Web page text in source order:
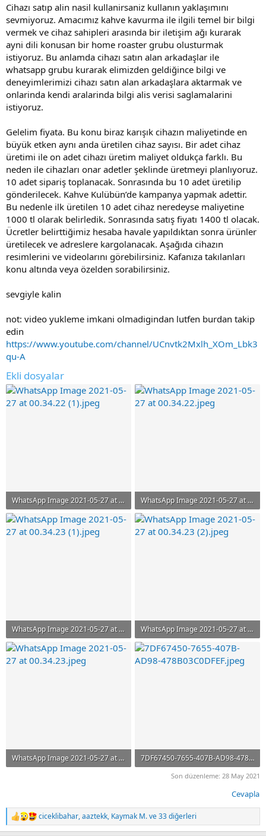
Cihazı satıp alin nasil kullanirsaniz kullanın yaklaşımını
sevmiyoruz. Amacımız kahve kavurma ile ilgili temel bir bilgi
vermek ve cihaz sahipleri arasında bir iletişim ağı kurarak
ayni dili konusan bir home roaster grubu olusturmak
istiyoruz. Bu anlamda cihazı satın alan arkadaşlar ile
whatsapp grubu kurarak elimizden geldiğince bilgi ve
deneyimlerimizi cihazı satın alan arkadaşlara aktarmak ve
onlarinda kendi aralarinda bilgi alis verisi saglamalarini
istiyoruz.
Gelelim fiyata. Bu konu biraz karışık cihazın maliyetinde en
büyük etken aynı anda üretilen cihaz sayısı. Bir adet cihaz
üretimi ile on adet cihazı üretim maliyet oldukça farklı. Bu
neden ile cihazları onar adetler şeklinde üretmeyi planlıyoruz.
10 adet sipariş toplanacak. Sonrasında bu 10 adet üretilip
gönderilecek. Kahve Kulübün’de kampanya yapmak adettir.
Bu nedenle ilk üretilen 10 adet cihaz neredeyse maliyetine
1000 tl olarak belirledik. Sonrasında satış fiyatı 1400 tl olacak.
Ücretler belirttiğimiz hesaba havale yapıldıktan sonra ürünler
üretilecek ve adreslere kargolanacak. Aşağıda cihazın
resimlerini ve videolarını görebilirsiniz. Kafanıza takılanları
konu altında veya özelden sorabilirsiniz.
sevgiyle kalin
not: video yukleme imkani olmadigindan lutfen burdan takip
edin
https://www.youtube.com/channel/UCnvtk2Mxlh_XOm_Lbk3
qu-A
Ekli dosyalar
WhatsApp Image 2021-05-27 at 00.34.22 (1).jpeg
135.9 KB · Görüntüleme: 632
WhatsApp Image 2021-05-27 at 00.34.22.jpeg
130 KB · Görüntüleme: 573
WhatsApp Image 2021-05-27 at 00.34.23 (1).jpeg
144.5 KB · Görüntüleme: 544
WhatsApp Image 2021-05-27 at 00.34.23 (2).jpeg
76 KB · Görüntüleme: 531
WhatsApp Image 2021-05-27 at 00.34.23.jpeg
7DF67450-7655-407B-AD98-478B03C0DFEF.jpeg
89.8 KB · Görüntüleme: 536
Son düzenleme: 28 May 2021
Cevapla
T
e
ciceklibahar,aaztekk, Kaymak M.ve 33 diğerleri